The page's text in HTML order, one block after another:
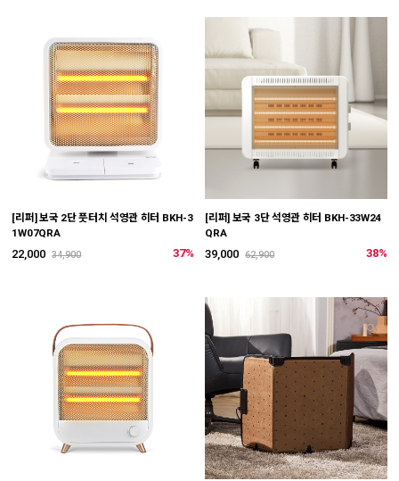
[리퍼] 보국 2단 풋터치 석영관 히터 BKH-3
1W07QRA
22,000 34,900 37%
[리퍼] 보국 3단 석영관 히터 BKH-33W24
QRA
39,000 62,900 38%